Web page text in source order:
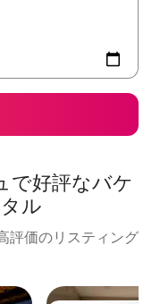
で好評なバケ
ル
評価のリスティング